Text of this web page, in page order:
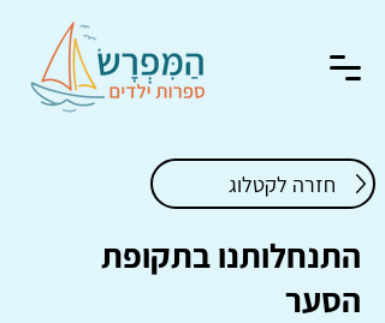
חזרה לקטלוג
התנחלותנו בתקופת
הסער